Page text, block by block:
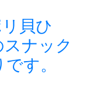
貝ひ
ナック
す。